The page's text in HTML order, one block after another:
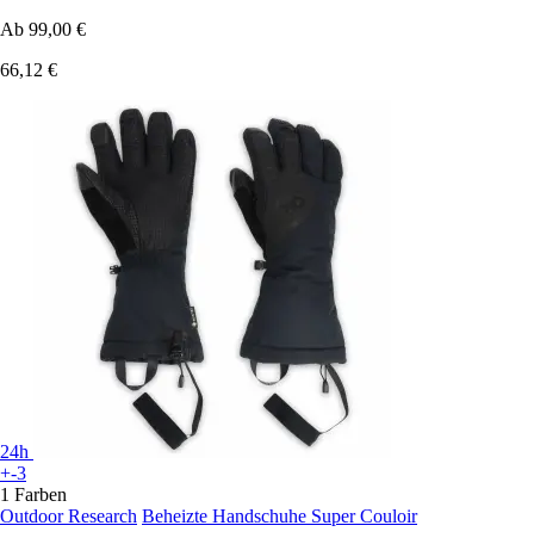
Ab 99,00 €
66,12 €
24h
+-3
1 Farben
Outdoor Research Beheizte Handschuhe Super Couloir